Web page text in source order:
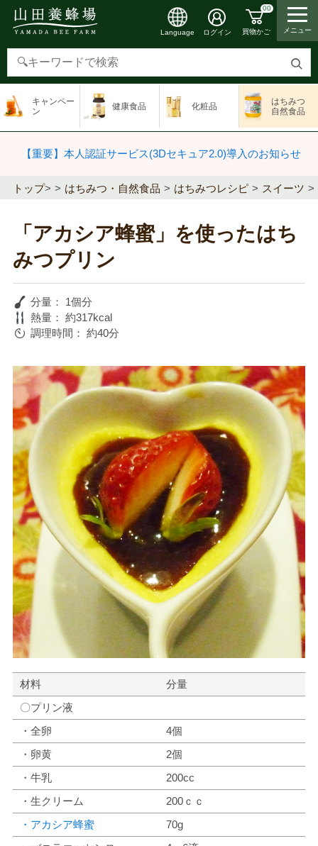
検
す
Language ログイン
00
買物かご メニュー
キャンペー
ン
健康食品 化粧品
はちみつ
自然食品
【重要】本人認証サービス(3Dセキュア2.0)導入のお知らせ
トップ> はちみつ・自然食品 はちみつレシピ スイーツ
「アカシア蜂蜜」を使ったはち
みつプリン
分量：
1個分
熱量： 約317kcal
調理時間： 約40分
材料
分量
〇プリン液
・全卵
4個
・卵黄
2個
・牛乳
200cc
・生クリーム
200ｃｃ
・アカシア蜂蜜
70g